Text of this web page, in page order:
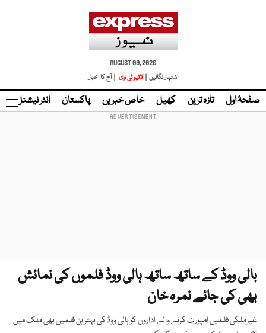
AUGUST 09, 2026
اشتہار لگائیں |
لائیو ٹی وی | آج کا اخبار
صفحۂ اول تازہ ترین کھیل خاص خبریں پاکستان انٹر نیشنل
بالی ووڈ کے ساتھ ساتھ ہالی ووڈ فلموں کی نمائش
بھی کی جائے نمرہ خان
غیرملکی فلمیں امپورٹ کرنے والے اداروں کو ہالی ووڈ کی بہترین فلمیں بھی ملک میں